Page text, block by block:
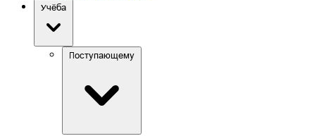
Учёба
Поступающему